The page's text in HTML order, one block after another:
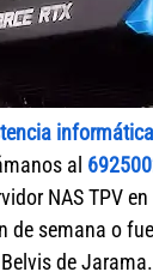
informática
al
NAS TPV
de semana o
de Jarama.